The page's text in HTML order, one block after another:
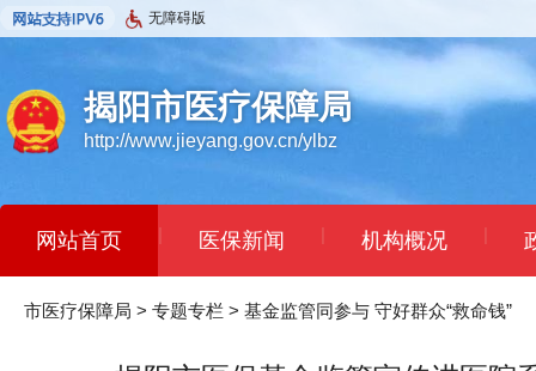
无障碍版
揭阳市医疗保障局
http://www.jieyang.gov.cn/ylbz
网站首页 | 医保新闻 | 机构概况 |
市医疗保障局 > 专题专栏 > 基金监管同参与 守好群众“救命钱”